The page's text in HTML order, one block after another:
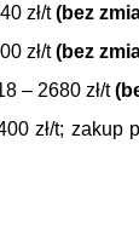
zł/t(bez
zł/t(bez
– 2680 zł/t
zł/t; zakup